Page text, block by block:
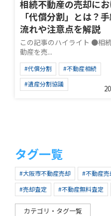
相続不動産の売却に
「代償分割」とは？
流れや注意点を解説
この記事のハイライト ●相
動産を売...
#代償分割
#不動産相続
#遺産分割協議
タグ一覧
#大阪市不動産売却 #不動産売
#売却査定
#不動産無料査定
カテゴリ・タグ一覧